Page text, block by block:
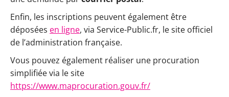
Enfin, les inscriptions peuvent également être
déposées en ligne, via Service-Public.fr, le site officiel
de l’administration française.
Vous pouvez également réaliser une procuration
simplifiée via le site
https://www.maprocuration.gouv.fr/